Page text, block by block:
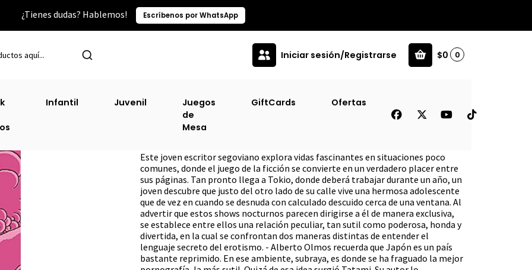
¿Tienes dudas? Hablemos! Escríbenos por WhatsApp
Iniciar sesión/Registrarse $0 0
Infantil Juvenil
Juegos
de
Mesa
GiftCards Ofertas
Tatami [Ero]
Este joven escritor segoviano explora vidas fascinantes en situaciones poco
comunes, donde el juego de la ficción se convierte en un verdadero placer entre
sus páginas. Tan pronto llega a Tokio, donde deberá trabajar durante un año, un
joven descubre que justo del otro lado de su calle vive una hermosa adolescente
que de vez en cuando se desnuda con calculado descuido cerca de una ventana. Al
advertir que estos shows nocturnos parecen dirigirse a él de manera exclusiva,
se establece entre ellos una relación peculiar, tan sutil como poderosa, honda y
divertida, en la cual se confrontan dos maneras distintas de entender el
lenguaje secreto del erotismo. - Alberto Olmos recuerda que Japón es un país
bastante reprimido. En ese ambiente, subraya, es donde se ha fraguado la mejor